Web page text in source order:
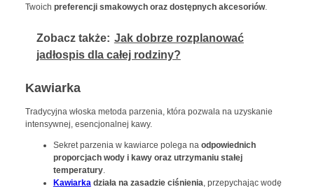
Twoich preferencji smakowych oraz dostępnych akcesoriów.
Zobacz także: Jak dobrze rozplanować
jadłospis dla całej rodziny?
Kawiarka
Tradycyjna włoska metoda parzenia, która pozwala na uzyskanie
intensywnej, esencjonalnej kawy.
Sekret parzenia w kawiarce polega na odpowiednich
proporcjach wody i kawy oraz utrzymaniu stałej
temperatury.
Kawiarka działa na zasadzie ciśnienia , przepychając wodę